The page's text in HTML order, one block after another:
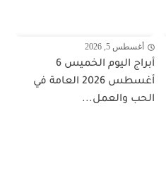
أغسطس 5, 2026
أبراج اليوم الخميس 6
أغسطس 2026 العامة في
الحب والعمل...